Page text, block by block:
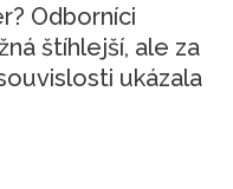
Odborníci
štíhlejší, ale za
ukázala